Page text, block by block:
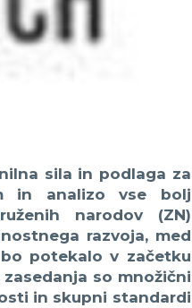
sila in podlaga za
in analizo vse bolj
narodov (ZN)
razvoja, med
potekalo v začetku
zasedanja so množični
in skupni standardi